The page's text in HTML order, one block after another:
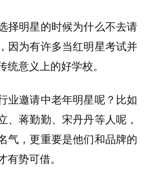
择明星的时候为什么不去请
因为有许多当红明星考试并
统意义上的好学校。
业邀请中老年明星呢？比如
、蒋勤勤、宋丹丹等人呢，
气，更重要是他们和品牌的
势可借。